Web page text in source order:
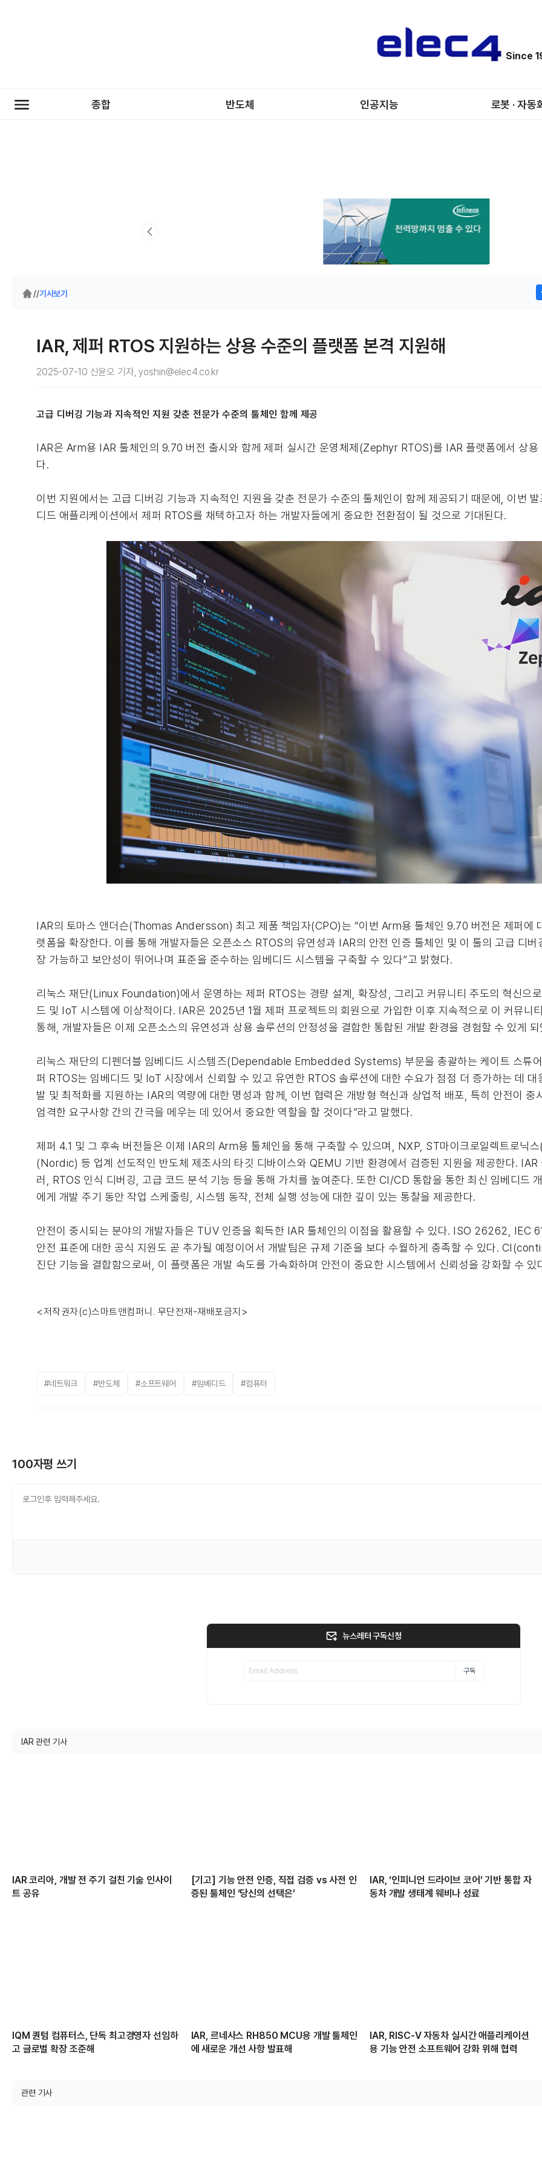
Since
종합 반도체 인공지능 로봇 · 자동
//기사보기
IAR, 제퍼 RTOS 지원하는 상용 수준의 플랫폼 본격 지원해
2025-07-10 신윤오 기자, yoshin@elec4.co.kr
고급 디버깅 기능과 지속적인 지원 갖춘 전문가 수준의 툴체인 함께 제공
IAR은 Arm용 IAR 툴체인의 9.70 버전 출시와 함께 제퍼 실시간 운영체제(Zephyr RTOS)를 IAR 플랫폼에서 상용
다.
이번 지원에서는 고급 디버깅 기능과 지속적인 지원을 갖춘 전문가 수준의 툴체인이 함께 제공되기 때문에, 이번
디드 애플리케이션에서 제퍼 RTOS를 채택하고자 하는 개발자들에게 중요한 전환점이 될 것으로 기대된다.
IAR의 토마스 앤더슨(Thomas Andersson) 최고 제품 책임자(CPO)는 “이번 Arm용 툴체인 9.70 버전은 제퍼에
랫폼을 확장한다. 이를 통해 개발자들은 오픈소스 RTOS의 유연성과 IAR의 안전 인증 툴체인 및 이 툴의 고급 디
장 가능하고 보안성이 뛰어나며 표준을 준수하는 임베디드 시스템을 구축할 수 있다”고 밝혔다.
리눅스 재단(Linux Foundation)에서 운영하는 제퍼 RTOS는 경량 설계, 확장성, 그리고 커뮤니티 주도의 혁신으
드 및 IoT 시스템에 이상적이다. IAR은 2025년 1월 제퍼 프로젝트의 회원으로 가입한 이후 지속적으로 이 커뮤니
통해, 개발자들은 이제 오픈소스의 유연성과 상용 솔루션의 안정성을 결합한 통합된 개발 환경을 경험할 수 있게
리눅스 재단의 디펜더블 임베디드 시스템즈(Dependable Embedded Systems) 부문을 총괄하는 케이트 스튜
퍼 RTOS는 임베디드 및 IoT 시장에서 신뢰할 수 있고 유연한 RTOS 솔루션에 대한 수요가 점점 더 증가하는 데
발 및 최적화를 지원하는 IAR의 역량에 대한 명성과 함께, 이번 협력은 개방형 혁신과 상업적 배포, 특히 안전이 중
엄격한 요구사항 간의 간극을 메우는 데 있어서 중요한 역할을 할 것이다”라고 말했다.
제퍼 4.1 및 그 후속 버전들은 이제 IAR의 Arm용 툴체인을 통해 구축할 수 있으며, NXP, ST마이크로일렉트로
(Nordic) 등 업계 선도적인 반도체 제조사의 타깃 디바이스와 QEMU 기반 환경에서 검증된 지원을 제공한다. IAR
러, RTOS 인식 디버깅, 고급 코드 분석 기능 등을 통해 가치를 높여준다. 또한 CI/CD 통합을 통한 최신 임베디드
에게 개발 주기 동안 작업 스케줄링, 시스템 동작, 전체 실행 성능에 대한 깊이 있는 통찰을 제공한다.
안전이 중시되는 분야의 개발자들은 TÜV 인증을 획득한 IAR 툴체인의 이점을 활용할 수 있다. ISO 26262, IEC
안전 표준에 대한 공식 지원도 곧 추가될 예정이어서 개발팀은 규제 기준을 보다 수월하게 충족할 수 있다.
진단 기능을 결합함으로써, 이 플랫폼은 개발 속도를 가속화하며 안전이 중요한 시스템에서 신뢰성을 강화할 수 있
<저작권자(c)스마트앤컴퍼니. 무단전재-재배포금지>
#네트워크 #반도체 #소프트웨어 #임베디드 #컴퓨터
100자평 쓰기
뉴스레터 구독신청
구독
IAR 관련 기사
IAR 코리아, 개발 전 주기 걸친 기술 인사이
트 공유
[기고] 기능 안전 인증, 직접 검증 vs 사전 인
증된 툴체인 ‘당신의 선택은’
IAR, ‘인피니언 드라이브 코어’ 기반 통합 자
동차 개발 생태계 웨비나 성료
IQM 퀀텀 컴퓨터스, 단독 최고경영자 선임하
고 글로벌 확장 조준해
IAR, 르네사스 RH850 MCU용 개발 툴체인
에 새로운 개선 사항 발표해
IAR, RISC-V 자동차 실시간 애플리케이션
용 기능 안전 소프트웨어 강화 위해 협력
관련 기사